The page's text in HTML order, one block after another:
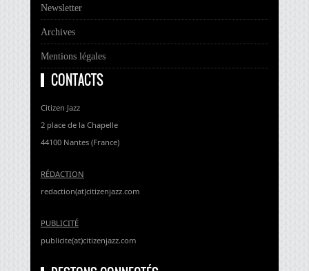
Newsletter
Archives
Mentions légales
CONTACTS
Citizen Jazz
2 place de la Chapelle
44100 Nantes (France)
RÉDACTION
redaction(at)citizenjazz.com
PUBLICITÉ
publicite(at)citizenjazz.com